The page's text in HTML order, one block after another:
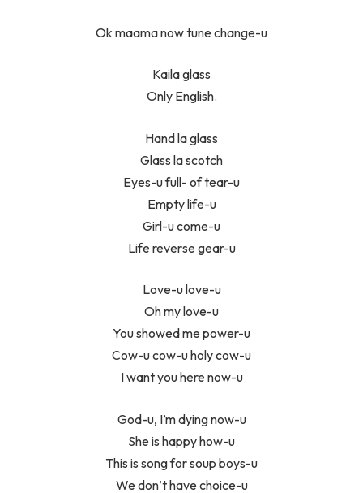
Ok maama now tune change-u
Kaila glass
Only English.
Hand la glass
Glass la scotch
Eyes-u full- of tear-u
Empty life-u
Girl-u come-u
Life reverse gear-u
Love-u love-u
Oh my love-u
You showed me power-u
Cow-u cow-u holy cow-u
I want you here now-u
God-u, I’m dying now-u
She is happy how-u
This is song for soup boys-u
We don’t have choice-u